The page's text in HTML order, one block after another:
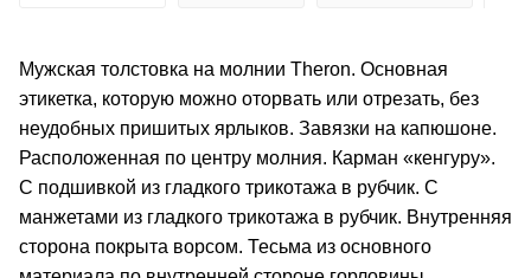
Мужская толстовка на молнии Theron. Основная
этикетка, которую можно оторвать или отрезать, без
неудобных пришитых ярлыков. Завязки на капюшоне.
Расположенная по центру молния. Карман «кенгуру».
С подшивкой из гладкого трикотажа в рубчик. С
манжетами из гладкого трикотажа в рубчик. Внутренняя
сторона покрыта ворсом. Тесьма из основного